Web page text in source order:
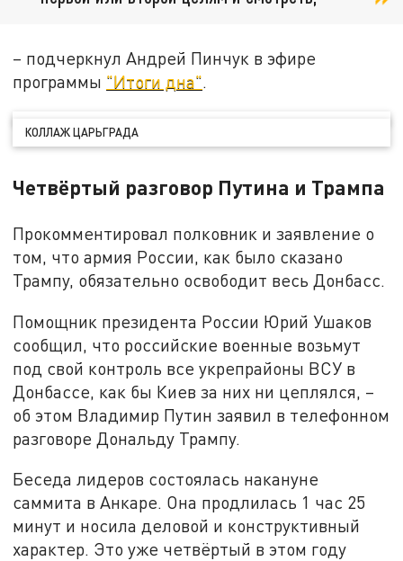
– подчеркнул Андрей Пинчук в эфире
программы "Итоги дна".
КОЛЛАЖ ЦАРЬГРАДА
Четвёртый разговор Путина и Трампа
Прокомментировал полковник и заявление о
том, что армия России, как было сказано
Трампу, обязательно освободит весь Донбасс.
Помощник президента России Юрий Ушаков
сообщил, что российские военные возьмут
под свой контроль все укрепрайоны ВСУ в
Донбассе, как бы Киев за них ни цеплялся, –
об этом Владимир Путин заявил в телефонном
разговоре Дональду Трампу.
Беседа лидеров состоялась накануне
саммита в Анкаре. Она продлилась 1 час 25
минут и носила деловой и конструктивный
характер. Это уже четвёртый в этом году